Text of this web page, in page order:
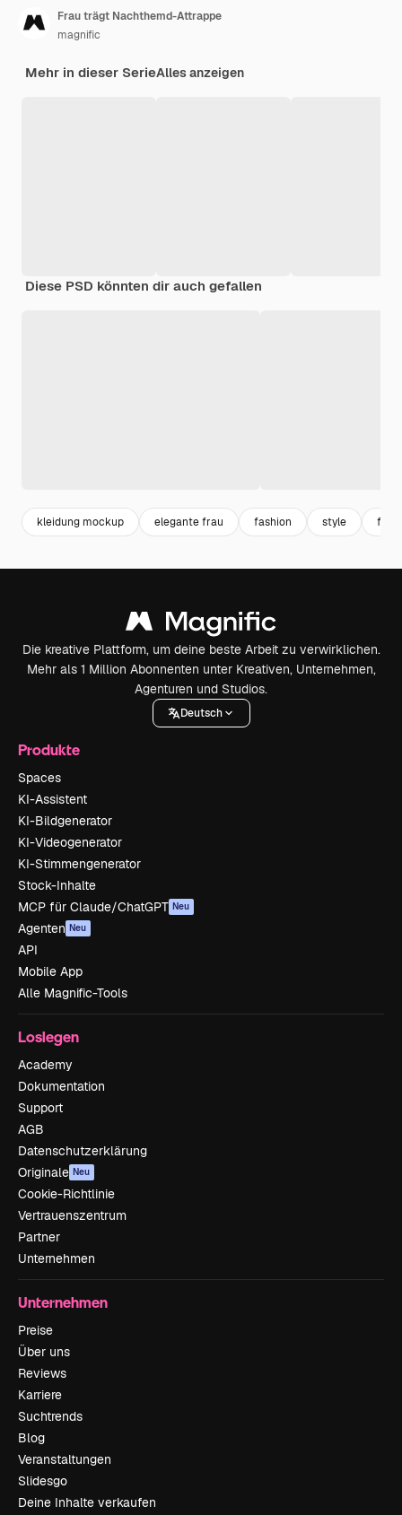
Frau trägt Nachthemd-Attrappe
magnific
Mehr in dieser SerieAlles anzeigen
Diese PSD könnten dir auch gefallen
kleidung mockup elegante frau fashion style frau
Die kreative Plattform, um deine beste Arbeit zu verwirklichen.
Mehr als 1 Million Abonnenten unter Kreativen, Unternehmen,
Agenturen und Studios.
Deutsch
Produkte
Spaces
KI-Assistent
KI-Bildgenerator
KI-Videogenerator
KI-Stimmengenerator
Stock-Inhalte
MCP für Claude/ChatGPT Neu
Agenten Neu
API
Mobile App
Alle Magnific-Tools
Loslegen
Academy
Dokumentation
Support
AGB
Datenschutzerklärung
Originale Neu
Cookie-Richtlinie
Vertrauenszentrum
Partner
Unternehmen
Unternehmen
Preise
Über uns
Reviews
Karriere
Suchtrends
Blog
Veranstaltungen
Slidesgo
Deine Inhalte verkaufen